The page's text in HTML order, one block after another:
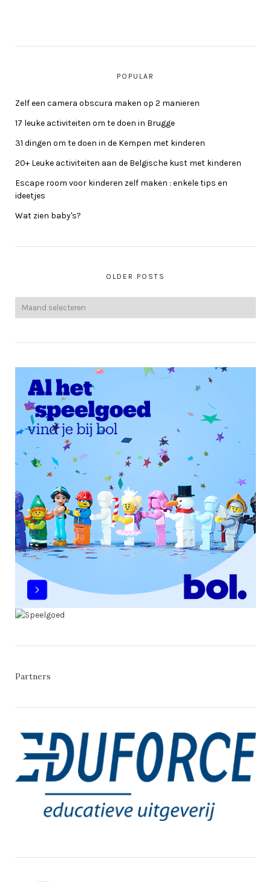
POPULAR
Zelf een camera obscura maken op 2 manieren
17 leuke activiteiten om te doen in Brugge
31 dingen om te doen in de Kempen met kinderen
20+ Leuke activiteiten aan de Belgische kust met kinderen
Escape room voor kinderen zelf maken : enkele tips en
ideetjes
Wat zien baby's?
OLDER POSTS
Partners